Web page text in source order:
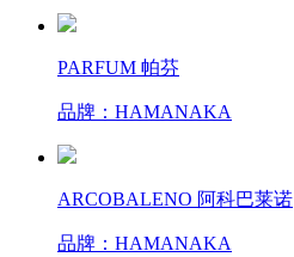
PARFUM 帕芬
品牌：HAMANAKA
ARCOBALENO 阿科巴莱诺
品牌：HAMANAKA